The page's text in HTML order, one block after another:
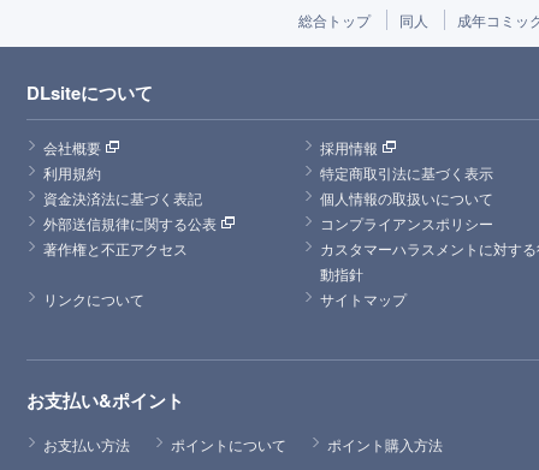
総合トップ 同人 成年コミッ
DLsiteについて
会社概要
採用情報
利用規約
特定商取引法に基づく表示
資金決済法に基づく表記
個人情報の取扱いについて
外部送信規律に関する公表
コンプライアンスポリシー
著作権と不正アクセス
カスタマーハラスメントに対す
動指針
リンクについて
サイトマップ
お支払い&ポイント
お支払い方法 ポイントについて ポイント購入方法